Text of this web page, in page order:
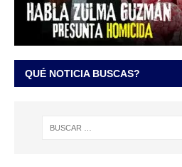
QUÉ NOTICIA BUSCAS?